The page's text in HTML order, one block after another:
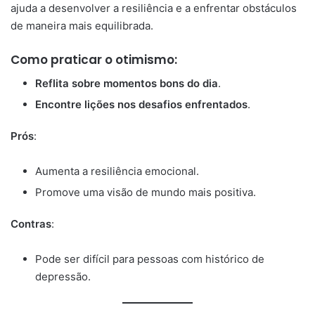
ajuda a desenvolver a resiliência e a enfrentar obstáculos
de maneira mais equilibrada.
Como praticar o otimismo:
Reflita sobre momentos bons do dia.
Encontre lições nos desafios enfrentados.
Prós:
Aumenta a resiliência emocional.
Promove uma visão de mundo mais positiva.
Contras:
Pode ser difícil para pessoas com histórico de
depressão.